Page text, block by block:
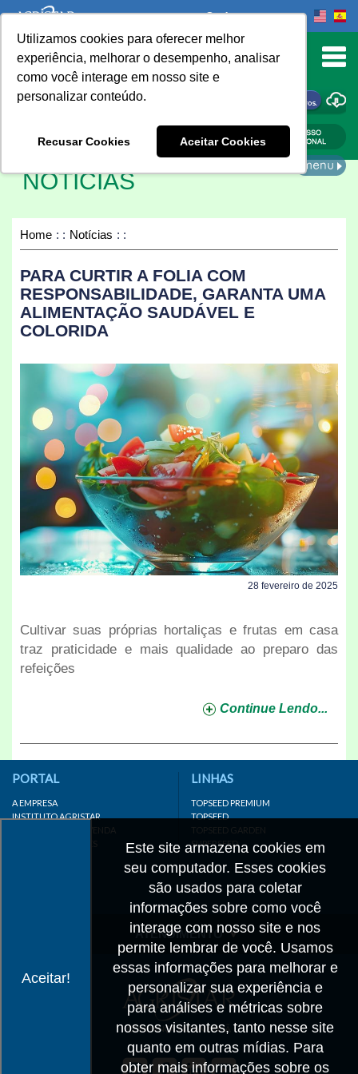
Utilizamos cookies para oferecer melhor
experiência, melhorar o desempenho, analisar
como você interage em nosso site e
personalizar conteúdo.
Recusar Cookies Aceitar Cookies
to Content
Onde comprar
ONDE COMPRAR
NOTÍCIAS
Home Notícias
PARA CURTIR A FOLIA COM
RESPONSABILIDADE, GARANTA UMA
ALIMENTAÇÃO SAUDÁVEL E
COLORIDA
28 fevereiro de 2025
Cultivar suas próprias hortaliças e frutas em casa
traz praticidade e mais qualidade ao preparo das
refeições
Continue Lendo...
Aceitar!
Este site armazena cookies em
seu computador. Esses cookies
são usados para coletar
informações sobre como você
interage com nosso site e nos
permite lembrar de você. Usamos
essas informações para melhorar e
personalizar sua experiência e
para análises e métricas sobre
nossos visitantes, tanto nesse site
quanto em outras mídias. Para
obter mais informações sobre os
PORTAL
A EMPRESA
INSTITUTO AGRISTAR
DISTRIBUIDOR/REVENDA
LINKS IMPORTANTES
LINHAS
TOPSEED PREMIUM
TOPSEED
TOPSEED GARDEN
SUPERSEED
ATENDIMENTO
CADASTRO
TRABALHE CONOSCO